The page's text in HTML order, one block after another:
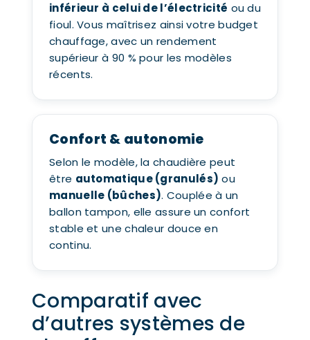
inférieur à celui de l’électricité ou du
fioul. Vous maîtrisez ainsi votre budget
chauffage, avec un rendement
supérieur à 90 % pour les modèles
récents.
Confort & autonomie
Selon le modèle, la chaudière peut
être automatique (granulés) ou
manuelle (bûches). Couplée à un
ballon tampon, elle assure un confort
stable et une chaleur douce en
continu.
Comparatif avec
d’autres systèmes de